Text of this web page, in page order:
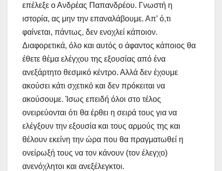
επέλεξε ο Ανδρέας Παπανδρέου. Γνωστή η
ιστορία, ας μην την επαναλάβουμε. Απ’ ό,τι
φαίνεται, πάντως, δεν ενοχλεί κάποιον.
Διαφορετικά, όλο και αυτός ο άφαντος κάποιος θα
έθετε θέμα ελέγχου της εξουσίας από ένα
ανεξάρτητο θεσμικό κέντρο. Αλλά δεν έχουμε
ακούσει κάτι σχετικό και δεν πρόκειται να
ακούσουμε. Ίσως επειδή όλοι στο τέλος
ονειρεύονται ότι θα έρθει η σειρά τους για να
ελέγξουν την εξουσία και τους αρμούς της και
θέλουν εκείνη την ώρα που θα πραγματωθεί η
ονείρωξή τους να τον κάνουν (τον έλεγχο)
ανενόχλητοι και ανεξέλεγκτοι.